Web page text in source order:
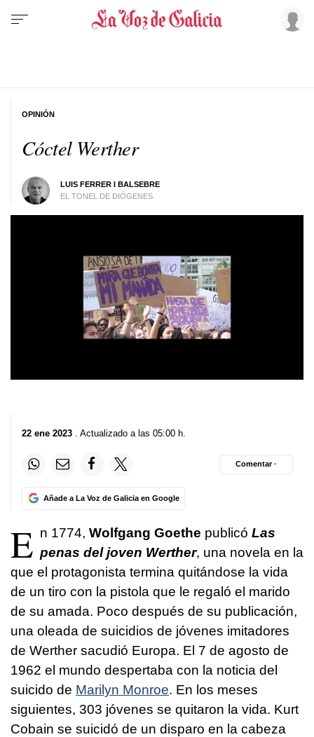
Cóctel Werther
LUIS FERRER I BALSEBRE
EL TONEL DE DIÓGENES
OPINIÓN
22 ene 2023 . Actualizado a las 05:00 h.
Añade a La Voz de Galicia en Google
Comentar ·
E n 1774, Wolfgang Goethe publicó Las
penas del joven Werther, una novela en la
que el protagonista termina quitándose la vida
de un tiro con la pistola que le regaló el marido
de su amada. Poco después de su publicación,
una oleada de suicidios de jóvenes imitadores
de Werther sacudió Europa. El 7 de agosto de
1962 el mundo despertaba con la noticia del
suicido de Marilyn Monroe. En los meses
siguientes, 303 jóvenes se quitaron la vida. Kurt
Cobain se suicidó de un disparo en la cabeza